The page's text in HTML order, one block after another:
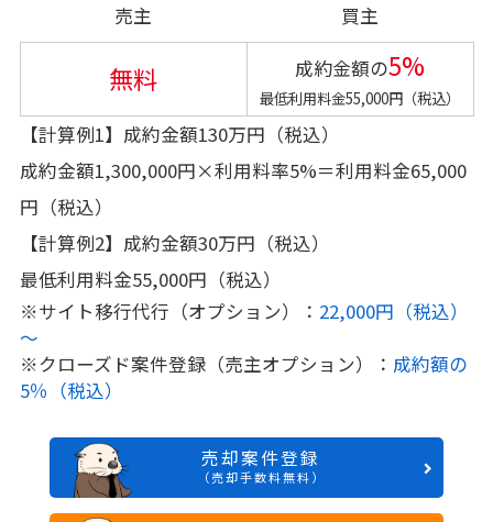
売主 買主
無料 成約金額の5%
最低利用料金55,000円（税込）
【計算例1】成約金額130万円（税込）
成約金額1,300,000円×利用料率5%＝利用料金65,000
円（税込）
【計算例2】成約金額30万円（税込）
最低利用料金55,000円（税込）
※サイト移行代行（オプション）： 22,000円（税込）
～
※クローズド案件登録（売主オプション）： 成約額の
5％（税込）
売却案件登録
（売却手数料無料）